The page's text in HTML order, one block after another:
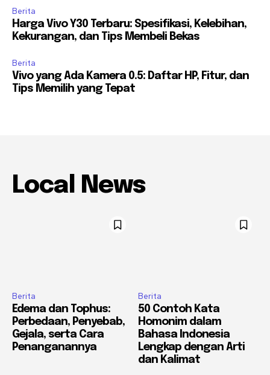
Berita
Harga Vivo Y30 Terbaru: Spesifikasi, Kelebihan,
Kekurangan, dan Tips Membeli Bekas
Berita
Vivo yang Ada Kamera 0.5: Daftar HP, Fitur, dan
Tips Memilih yang Tepat
Local News
Berita
Edema dan Tophus:
Perbedaan, Penyebab,
Gejala, serta Cara
Penanganannya
Berita
50 Contoh Kata
Homonim dalam
Bahasa Indonesia
Lengkap dengan Arti
dan Kalimat